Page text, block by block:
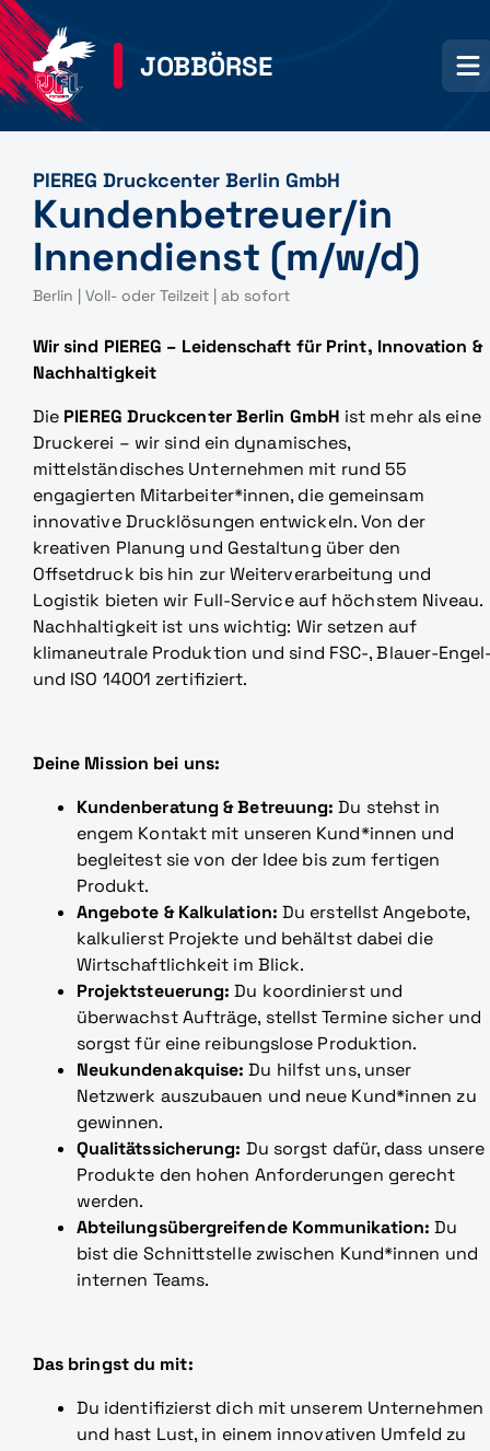
JOBBÖRSE
PIEREG Druckcenter Berlin GmbH
Kundenbetreuer/in
Innendienst (m/w/d)
Berlin | Voll- oder Teilzeit | ab sofort
Wir sind PIEREG – Leidenschaft für Print, Innovation &
Nachhaltigkeit
Die PIEREG Druckcenter Berlin GmbH ist mehr als eine
Druckerei – wir sind ein dynamisches,
mittelständisches Unternehmen mit rund 55
engagierten Mitarbeiter*innen, die gemeinsam
innovative Drucklösungen entwickeln. Von der
kreativen Planung und Gestaltung über den
Offsetdruck bis hin zur Weiterverarbeitung und
Logistik bieten wir Full-Service auf höchstem Niveau.
Nachhaltigkeit ist uns wichtig: Wir setzen auf
klimaneutrale Produktion und sind FSC-, Blauer-
und ISO 14001 zertifiziert.
Deine Mission bei uns:
Kundenberatung & Betreuung: Du stehst in
engem Kontakt mit unseren Kund*innen und
begleitest sie von der Idee bis zum fertigen
Produkt.
Angebote & Kalkulation: Du erstellst Angebote,
kalkulierst Projekte und behältst dabei die
Wirtschaftlichkeit im Blick.
Projektsteuerung: Du koordinierst und
überwachst Aufträge, stellst Termine sicher und
sorgst für eine reibungslose Produktion.
Neukundenakquise: Du hilfst uns, unser
Netzwerk auszubauen und neue Kund*innen zu
gewinnen.
Qualitätssicherung: Du sorgst dafür, dass unsere
Produkte den hohen Anforderungen gerecht
werden.
Abteilungsübergreifende Kommunikation: Du
bist die Schnittstelle zwischen Kund*innen und
internen Teams.
Das bringst du mit:
Du identifizierst dich mit unserem Unternehmen
und hast Lust, in einem innovativen Umfeld zu